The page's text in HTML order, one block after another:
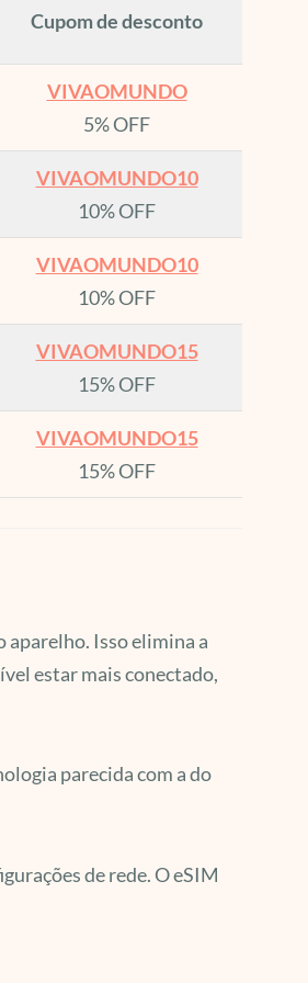
Cupom de desconto
VIVAOMUNDO
5% OFF
VIVAOMUNDO10
10% OFF
VIVAOMUNDO10
10% OFF
VIVAOMUNDO15
15% OFF
VIVAOMUNDO15
15% OFF
Isso elimina a
estar mais conectado,
parecida com a do
de rede. O eSIM